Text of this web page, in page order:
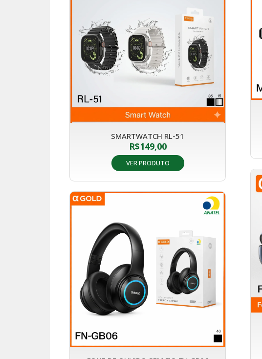
SMARTWATCH RL-51
R$149,00
VER PRODUTO